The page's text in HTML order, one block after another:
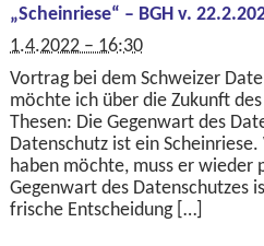
„Scheinriese“ – BGH v.
1.4.2022 – 16:30
Vortrag bei dem Schweizer
möchte ich über die Zukunft
Thesen: Die Gegenwart des
Datenschutz ist ein
haben möchte, muss er wieder
Gegenwart des Datenschutzes
frische Entscheidung […]